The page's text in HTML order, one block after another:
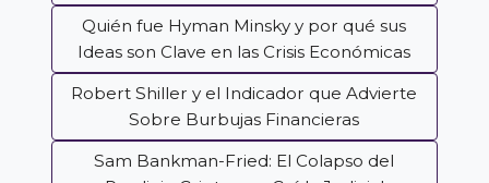
Quién fue Hyman Minsky y por qué sus
Ideas son Clave en las Crisis Económicas
Robert Shiller y el Indicador que Advierte
Sobre Burbujas Financieras
Sam Bankman-Fried: El Colapso del